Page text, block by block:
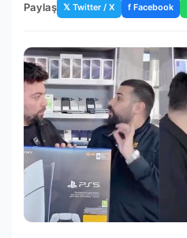
Paylaş 𝕏 Twitter / X f Facebook